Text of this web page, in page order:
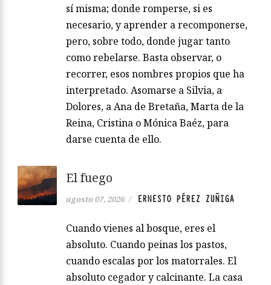
sí misma; donde romperse, si es
necesario, y aprender a recomponerse,
pero, sobre todo, donde jugar tanto
como rebelarse. Basta observar, o
recorrer, esos nombres propios que ha
interpretado. Asomarse a Silvia, a
Dolores, a Ana de Bretaña, Marta de la
Reina, Cristina o Mónica Baéz, para
darse cuenta de ello.
El fuego
agosto 07, 2026 / ERNESTO PÉREZ ZUÑIGA
Cuando vienes al bosque, eres el
absoluto. Cuando peinas los pastos,
cuando escalas por los matorrales. El
absoluto cegador y calcinante. La casa